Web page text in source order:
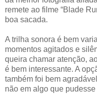
remete ao filme “Blade
boa sacada.
A trilha sonora é bem
momentos agitados e
queira chamar atenção,
é bem interessante. A
também foi bem
não em algo que pudesse